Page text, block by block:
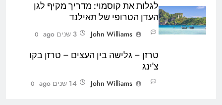
לגלות את קוסמוי: מדריך מקיף לגן
העדן הטרופי של תאילנד
John Williams
3 שנים ago 0
טרזן – גלישה בין העצים – טרזן בקו
צ'ינג
John Williams
14 שנים ago 0